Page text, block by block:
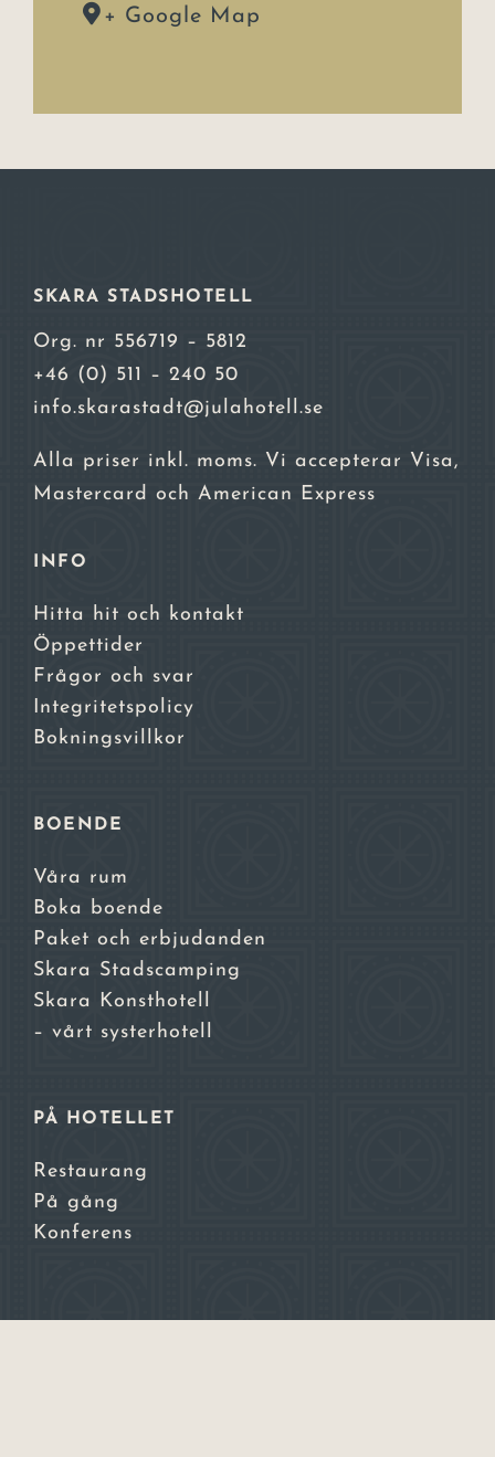
+ Google Map
SKARA STADSHOTELL
Org. nr 556719 – 5812
+46 (0) 511 – 240 50
info.skarastadt@julahotell.se
Alla priser inkl. moms. Vi accepterar Visa,
Mastercard och American Express
INFO
Hitta hit och kontakt
Öppettider
Frågor och svar
Integritetspolicy
Bokningsvillkor
BOENDE
Våra rum
Boka boende
Paket och erbjudanden
Skara Stadscamping
Skara Konsthotell
– vårt systerhotell
PÅ HOTELLET
Restaurang
På gång
Konferens